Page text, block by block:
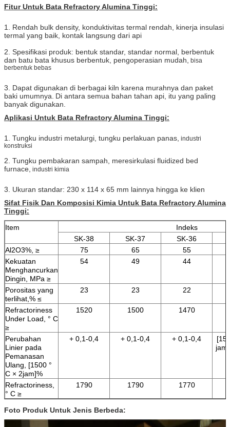
Fitur Untuk Bata Refractory Alumina Tinggi:
1. Rendah bulk density, konduktivitas termal rendah, kinerja insulasi
termal yang baik, kontak langsung dari api
2. Spesifikasi produk: bentuk standar, standar normal, berbentuk
dan batu bata khusus berbentuk, pengoperasian mudah, bisa
berbentuk bebas
3. Dapat digunakan di berbagai kiln karena murahnya dan paket
baki umumnya. Di antara semua bahan tahan api, itu yang paling
banyak digunakan.
Aplikasi Untuk Bata Refractory Alumina Tinggi:
1. Tungku industri metalurgi, tungku perlakuan panas, industri
konstruksi
2. Tungku pembakaran sampah, meresirkulasi fluidized bed
furnace, industri kimia
3. Ukuran standar: 230 x 114 x 65 mm lainnya hingga ke klien
Sifat Fisik Dan Komposisi Kimia Untuk Bata Refractory Alumina
Tinggi:
Item
Indeks
SK-38
SK-37 SK-36
Al2O3%, ≥
75 65
55
Kekuatan
Menghancurkan
Dingin, MPa ≥
54 49 44
Porositas yang
terlihat,% ≤
23 23 22
Refractoriness
Under Load, ° C
≥
1520 1500 1470
Perubahan
Linier pada
Pemanasan
Ulang, [1500 °
C × 2jam]%
+ 0,1-0,4 + 0,1-0,4 + 0,1-0,4
Refractoriness,
° C ≥
1790 1790 1770
Foto Produk Untuk Jenis Berbeda: